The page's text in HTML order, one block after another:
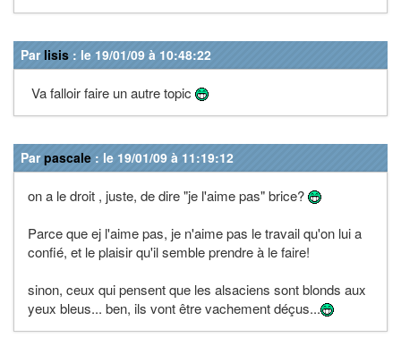
Par lisis : le 19/01/09 à 10:48:22
Va falloir faire un autre topic
Parpascale : le 19/01/09 à 11:19:12
on a le droit , juste, de dire "je l'aime pas" brice?
Parce que ej l'aime pas, je n'aime pas le travail qu'on lui a
confié, et le plaisir qu'il semble prendre à le faire!
sinon, ceux qui pensent que les alsaciens sont blonds aux
yeux bleus... ben, ils vont être vachement déçus...